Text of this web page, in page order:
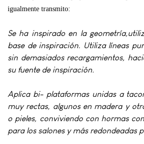
igualmente transmito:
Se ha inspirado en la
base de inspiración. Utiliza líneas
sin demasiados recargamientos,
su fuente de inspiración.
Aplica bi- plataformas unidas a
muy rectas, algunos en madera y
o pieles, conviviendo con hormas
para los salones y más redondeadas